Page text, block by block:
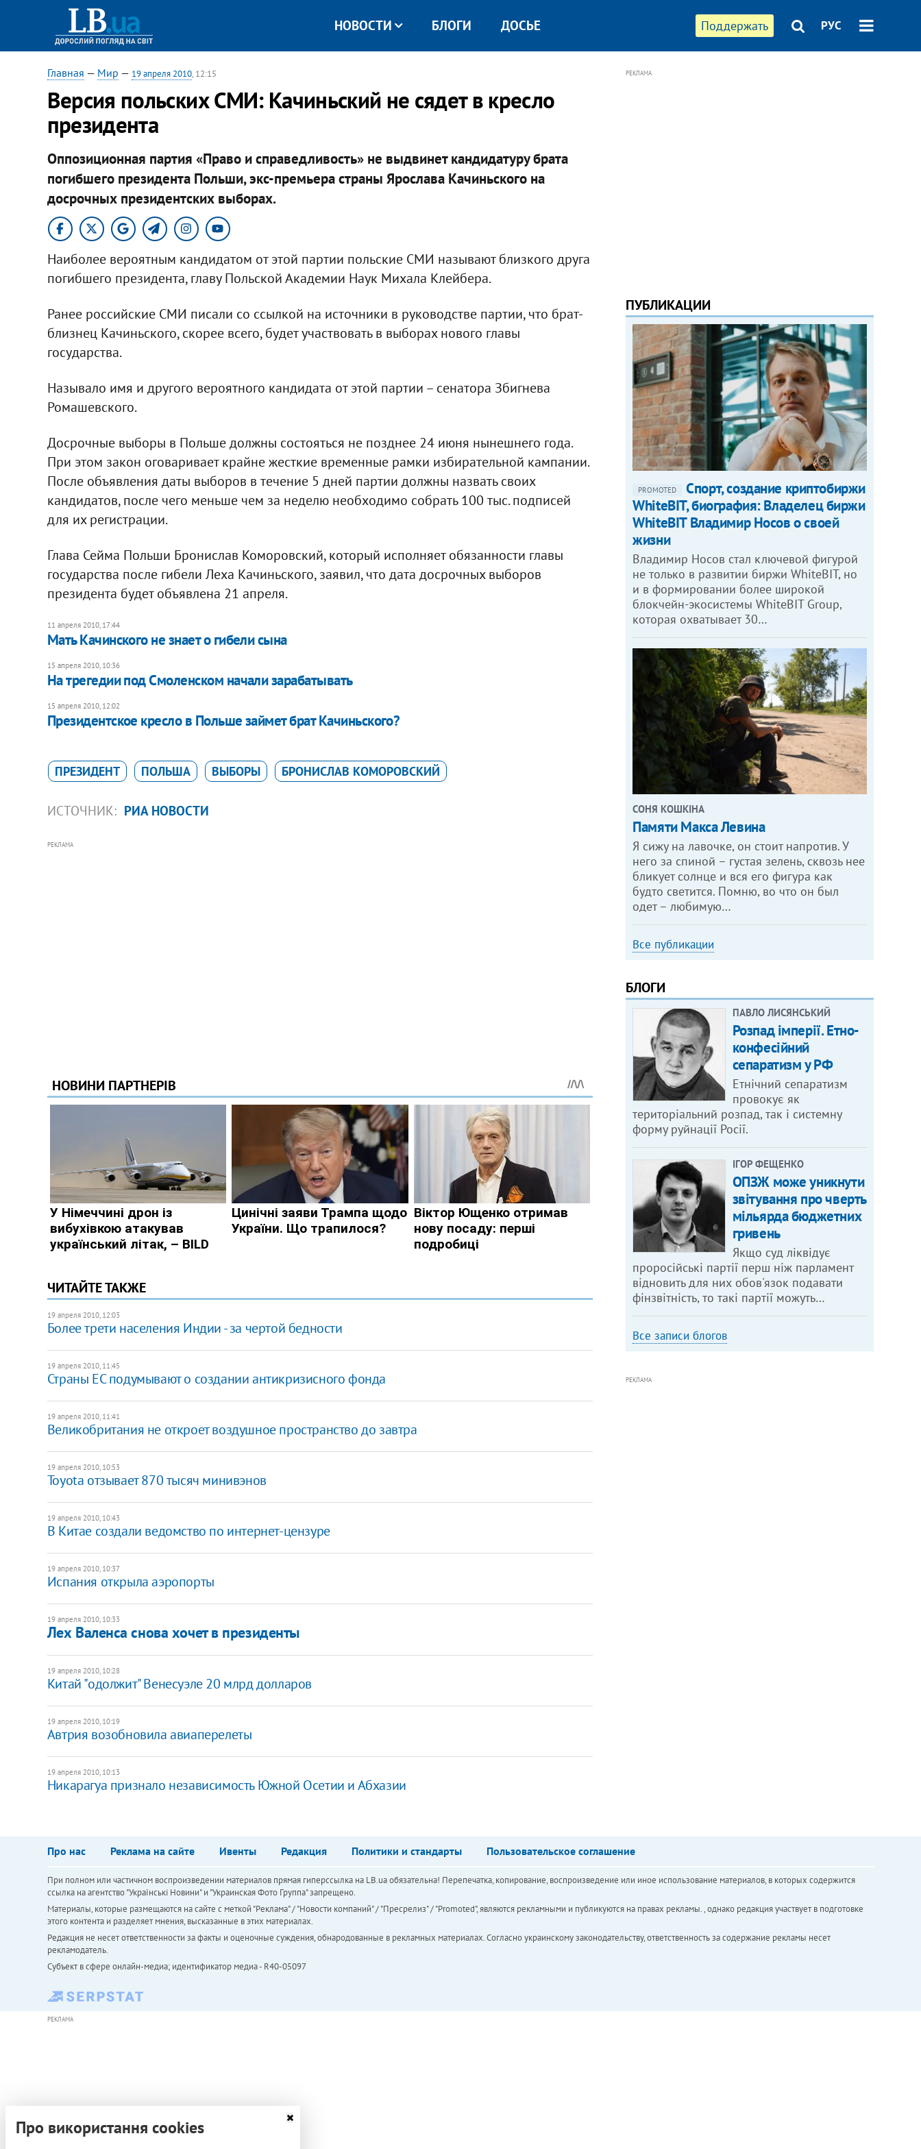
Поддержать РУС
НОВОСТИ БЛОГИ ДОСЬЕ
Главная — Мир — 19 апреля 2010, 12:15
Версия польских СМИ: Качиньский не сядет в кресло
президента
Оппозиционная партия «Право и справедливость» не выдвинет кандидатуру брата
погибшего президента Польши, экс-премьера страны Ярослава Качиньского на
досрочных президентских выборах.
Наиболее вероятным кандидатом от этой партии польские СМИ называют близкого друга
погибшего президента, главу Польской Академии Наук Михала Клейбера.
Ранее российские СМИ писали со ссылкой на источники в руководстве партии, что брат-
близнец Качиньского, скорее всего, будет участвовать в выборах нового главы
государства.
Называло имя и другого вероятного кандидата от этой партии – сенатора Збигнева
Ромашевского.
Досрочные выборы в Польше должны состояться не позднее 24 июня нынешнего года.
При этом закон оговаривает крайне жесткие временные рамки избирательной кампании.
После объявления даты выборов в течение 5 дней партии должны назвать своих
кандидатов, после чего меньше чем за неделю необходимо собрать 100 тыс. подписей
для их регистрации.
Глава Сейма Польши Бронислав Коморовский, который исполняет обязанности главы
государства после гибели Леха Качиньского, заявил, что дата досрочных выборов
президента будет объявлена 21 апреля.
11 апреля 2010, 17:44
Мать Качинского не знает о гибели сына
15 апреля 2010, 10:36
На трегедии под Смоленском начали зарабатывать
15 апреля 2010, 12:02
Президентское кресло в Польше займет брат Качиньского?
ПРЕЗИДЕНТ ПОЛЬША ВЫБОРЫ БРОНИСЛАВ КОМОРОВСКИЙ
ИСТОЧНИК: РИА НОВОСТИ
РЕКЛАМА
ЧИТАЙТЕ ТАКЖЕ
19 апреля 2010, 12:03
Более трети населения Индии - за чертой бедности
19 апреля 2010, 11:45
Страны ЕС подумывают о создании антикризисного фонда
19 апреля 2010, 11:41
Великобритания не откроет воздушное пространство до завтра
19 апреля 2010, 10:53
Toyota отзывает 870 тысяч минивэнов
19 апреля 2010, 10:43
В Китае создали ведомство по интернет-цензуре
19 апреля 2010, 10:37
Испания открыла аэропорты
19 апреля 2010, 10:33
Лех Валенса снова хочет в президенты
19 апреля 2010, 10:28
Китай "одолжит" Венесуэле 20 млрд долларов
19 апреля 2010, 10:19
Автрия возобновила авиаперелеты
19 апреля 2010, 10:13
Никарагуа признало независимость Южной Осетии и Абхазии
РЕКЛАМА
ПУБЛИКАЦИИ
PROMOTED
Спорт, создание криптобиржи
WhiteBIT, биография: Владелец биржи
WhiteBIT Владимир Носов о своей
жизни
Владимир Носов стал ключевой фигурой
не только в развитии биржи WhiteBIT, но
и в формировании более широкой
блокчейн-экосистемы WhiteBIT Group,
которая охватывает 30…
СОНЯ КОШКІНА
Памяти Макса Левина
Я сижу на лавочке, он стоит напротив. У
него за спиной – густая зелень, сквозь нее
бликует солнце и вся его фигура как
будто светится. Помню, во что он был
одет – любимую…
Все публикации
БЛОГИ
ПАВЛО ЛИСЯНСЬКИЙ
Розпад імперії. Етно-
конфесійний
сепаратизм у РФ
Етнічний сепаратизм
провокує як
територіальний розпад, так і системну
форму руйнації Росії.
ІГОР ФЕЩЕНКО
ОПЗЖ може уникнути
звітування про чверть
мільярда бюджетних
гривень
Якщо суд ліквідує
проросійські партії перш ніж парламент
відновить для них обов'язок подавати
фінзвітність, то такі партії можуть…
Все записи блогов
РЕКЛАМА
Про нас Реклама на сайте Ивенты Редакция Политики и стандарты Пользовательское соглашение
При полном или частичном воспроизведении материалов прямая гиперссылка на LB.ua обязательна! Перепечатка, копирование, воспроизведение или иное использование материалов, в которых содержится
ссылка на агентство "Українськi Новини" и "Украинская Фото Группа" запрещено.
Материалы, которые размещаются на сайте с меткой "Реклама" / "Новости компаний" / "Пресрелиз" / "Promoted", являются рекламными и публикуются на правах рекламы. , однако редакция участвует в подготовке
этого контента и разделяет мнения, высказанные в этих материалах.
Редакция не несет ответственности за факты и оценочные суждения, обнародованные в рекламных материалах. Согласно украинскому законодательству, ответственность за содержание рекламы несет
рекламодатель.
Субъект в сфере онлайн-медиа; идентификатор медиа - R40-05097
РЕКЛАМА
Про використання cookies